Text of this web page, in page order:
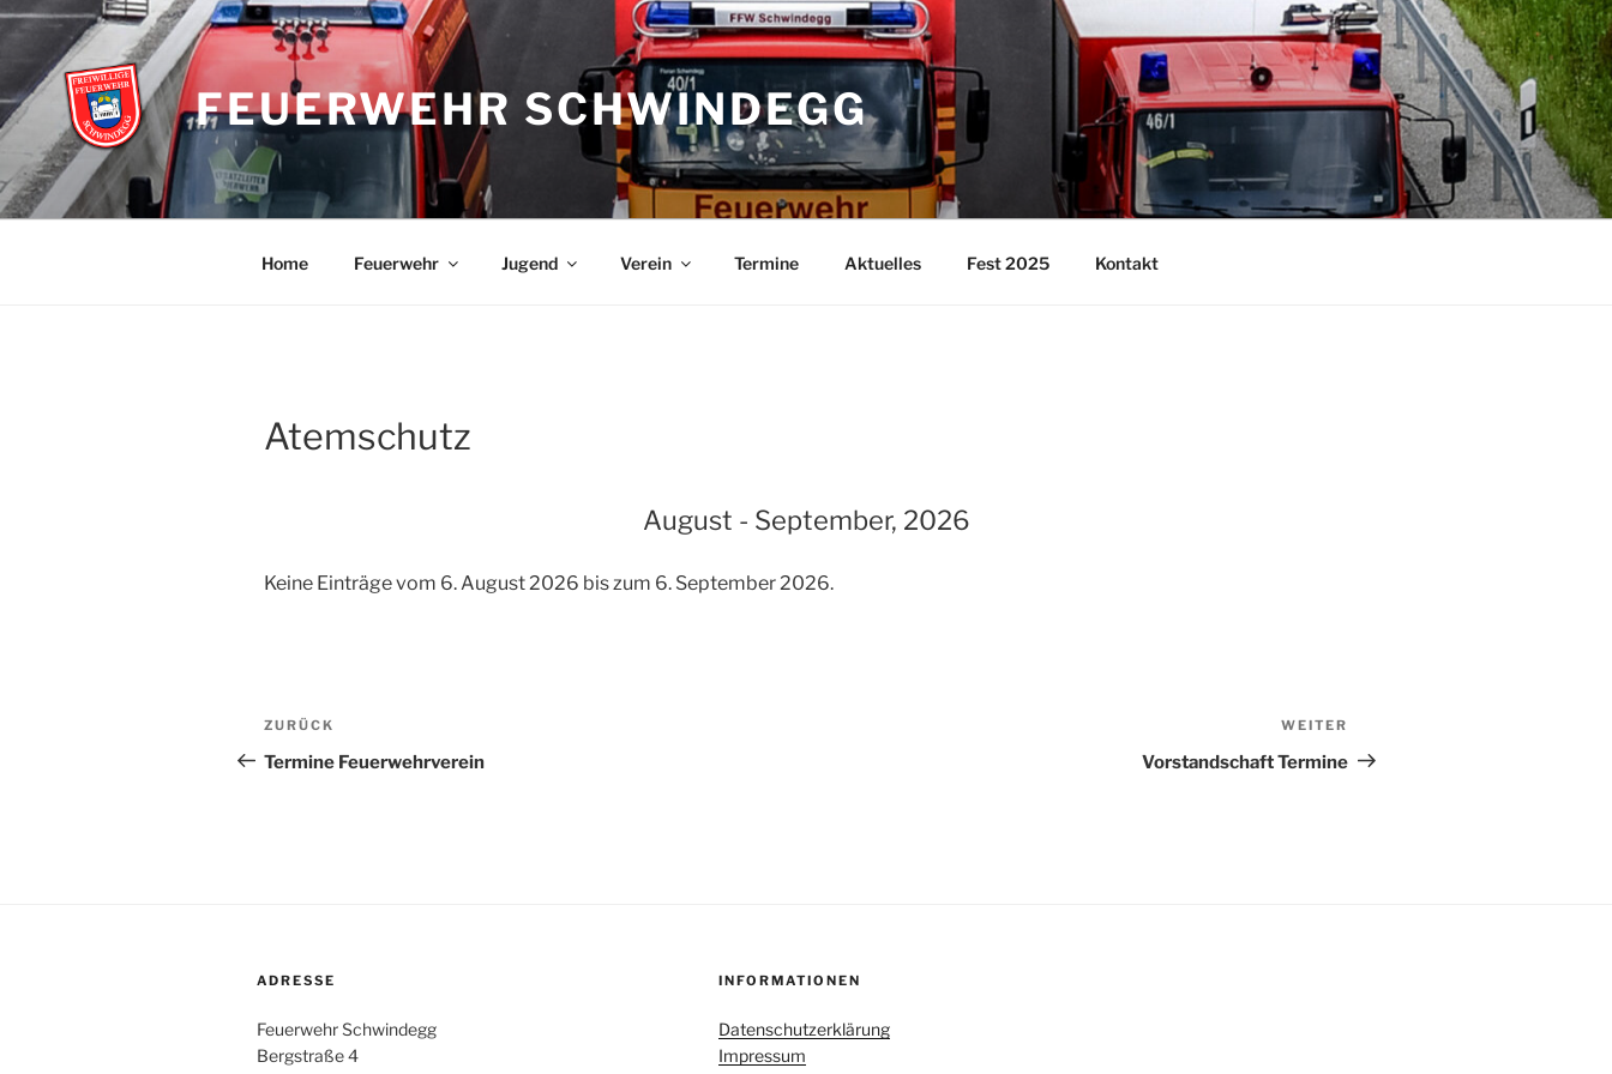
Zum
springen
FEUERWEHR SCHWINDEGG
Home Feuerwehr Jugend Verein Termine Aktuelles Fest 2025 Kontakt
Atemschutz
August - September, 2026
Keine Einträge vom 6. August 2026 bis zum 6. September 2026.
Beitragsnavigation
Vorheriger
Beitrag
ZURÜCK
Termine Feuerwehrverein
Beitrag
WEITER
Vorstandschaft Termine
ADRESSE
Feuerwehr Schwindegg
Bergstraße 4
INFORMATIONEN
Datenschutzerklärung
Impressum